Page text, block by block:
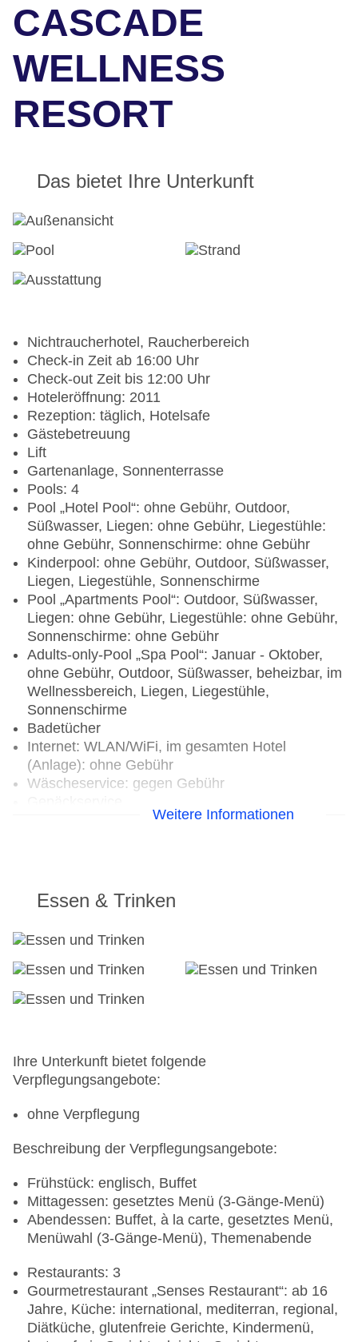
CASCADE
WELLNESS
RESORT
Das bietet Ihre Unterkunft
Nichtraucherhotel, Raucherbereich
Check-in Zeit ab 16:00 Uhr
Check-out Zeit bis 12:00 Uhr
Hoteleröffnung: 2011
Rezeption: täglich, Hotelsafe
Gästebetreuung
Lift
Gartenanlage, Sonnenterrasse
Pools: 4
Pool „Hotel Pool“: ohne Gebühr, Outdoor,
Süßwasser, Liegen: ohne Gebühr, Liegestühle:
ohne Gebühr, Sonnenschirme: ohne Gebühr
Kinderpool: ohne Gebühr, Outdoor, Süßwasser,
Liegen, Liegestühle, Sonnenschirme
Pool „Apartments Pool“: Outdoor, Süßwasser,
Liegen: ohne Gebühr, Liegestühle: ohne Gebühr,
Sonnenschirme: ohne Gebühr
Adults-only-Pool „Spa Pool“: Januar - Oktober,
ohne Gebühr, Outdoor, Süßwasser, beheizbar, im
Wellnessbereich, Liegen, Liegestühle,
Sonnenschirme
Badetücher
Internet: WLAN/WiFi, im gesamten Hotel
(Anlage): ohne Gebühr
Wäscheservice: gegen Gebühr
Zahlungsarten: TUI Card / VISA, MasterCard,
Stellplätze, überdacht: ohne Gebühr, nicht
überdacht: ohne Gebühr, im Parkhaus: ohne
Gebühr, Valet Parking: ohne Gebühr
Businesscenter: gegen Gebühr
Tagungseinrichtungen: Konferenzräume: 6,
Tagungsequipment: gegen Gebühr, Coffee
Zimmer: 105, Appartements: 58
Landeskategorie: 5 Sterne
Weitere Informationen
Essen & Trinken
Ihre Unterkunft bietet folgende
Verpflegungsangebote:
ohne Verpflegung
Beschreibung der Verpflegungsangebote:
Frühstück: englisch, Buffet
Mittagessen: gesetztes Menü (3-Gänge-Menü)
Abendessen: Buffet, à la carte, gesetztes Menü,
Menüwahl (3-Gänge-Menü), Themenabende
Restaurants: 3
Gourmetrestaurant „Senses Restaurant“: ab 16
Jahre, Küche: international, mediterran, regional,
Diätküche, glutenfreie Gerichte, Kindermenü,